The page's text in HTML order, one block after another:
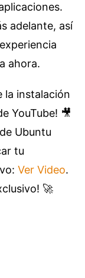
adelante, así
ahora.
la instalación
YouTube! 🎥
Ubuntu
tu
Ver Video.
🚀